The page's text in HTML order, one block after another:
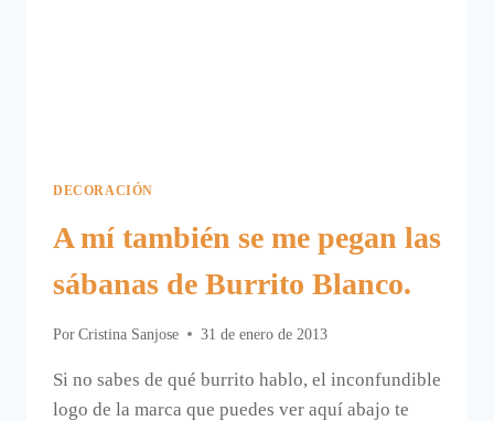
DECORACIÓN
A mí también se me pegan las
sábanas de Burrito Blanco.
Por Cristina Sanjose 31 de enero de 2013
Si no sabes de qué burrito hablo, el inconfundible
logo de la marca que puedes ver aquí abajo te